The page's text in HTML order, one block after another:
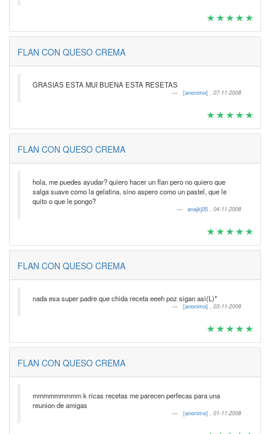
FLAN CON QUESO CREMA
GRASIAS ESTA MUI BUENA ESTA RESETAS
[anonimo] , 07-11-2008
FLAN CON QUESO CREMA
hola, me puedes ayudar? quiero hacer un flan pero no quiero que
salga suave como la gelatina, sino aspero como un pastel, que le
quito o que le pongo?
anajkj05 , 04-11-2008
FLAN CON QUESO CREMA
nada esa super padre que chida receta eeeh poz sigan asi(L)*
[anonimo] , 03-11-2008
FLAN CON QUESO CREMA
mmmmmmmmm k ricas recetas me parecen perfecas para una
reunion de amigas
[anonimo] , 01-11-2008